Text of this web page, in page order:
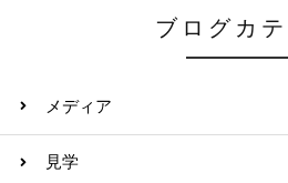
ブログカテ
メディア
見学